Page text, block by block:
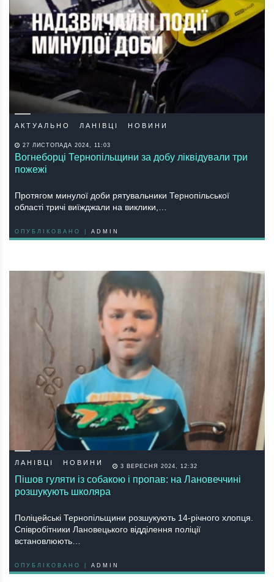
АКТУАЛЬНО ЛАНІВЦІ НОВИНИ
27 ЛИСТОПАДА 2024, 11:03
Вогнеборці Тернопільщини за добу ліквідували три
пожежі
Протягом минулої доби рятувальники Тернопільської
області тричі виїжджали на виклики,…
ОПУБЛІКОВАНО | ADMIN
ЛАНІВЦІ НОВИНИ 3 ВЕРЕСНЯ 2024, 12:32
Пішов гуляти із собакою і пропав: на Лановеччині
розшукують школяра
Поліцейські Тернопільщини розшукують 14-річного хлопця.
Співробітники Лановецького відділення поліції
встановлюють…
ОПУБЛІКОВАНО | ADMIN